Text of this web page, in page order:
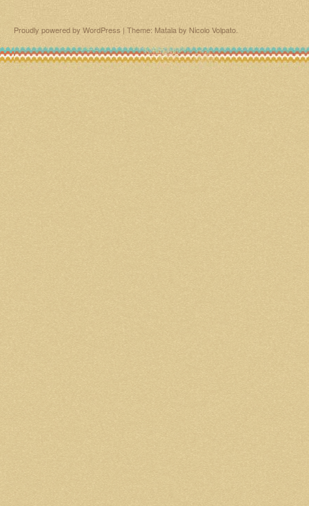
Proudly powered by WordPress | Theme: Matala by Nicolo Volpato